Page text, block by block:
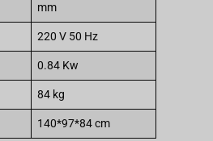
mm
220 V 50 Hz
0.84 Kw
84 kg
140*97*84 cm